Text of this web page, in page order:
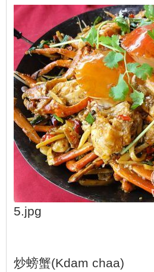
5.jpg
炒螃蟹(Kdam chaa)